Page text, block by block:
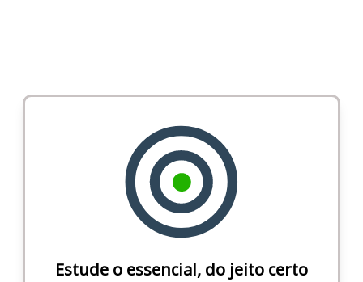
Estude o essencial, do jeito certo